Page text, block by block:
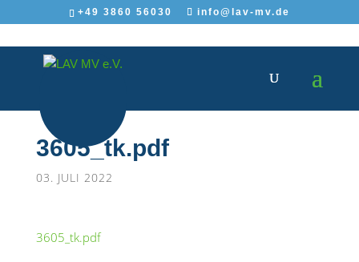
+49 3860 56030 info@lav-mv.de
3605_tk.pdf
03. JULI 2022
3605_tk.pdf